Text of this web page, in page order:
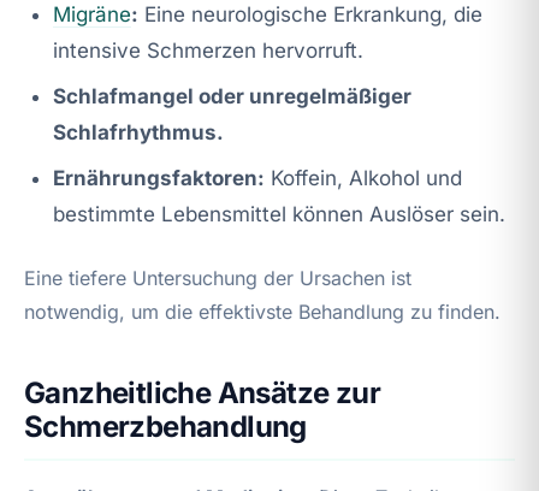
Migräne: Eine neurologische Erkrankung, die
intensive Schmerzen hervorruft.
Schlafmangel oder unregelmäßiger
Schlafrhythmus.
Ernährungsfaktoren: Koffein, Alkohol und
bestimmte Lebensmittel können Auslöser sein.
Eine tiefere Untersuchung der Ursachen ist
notwendig, um die effektivste Behandlung zu finden.
Ganzheitliche Ansätze zur
Schmerzbehandlung